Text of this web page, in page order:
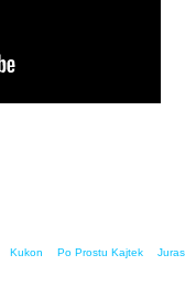
Kukon Po Prostu Kajtek
Juras